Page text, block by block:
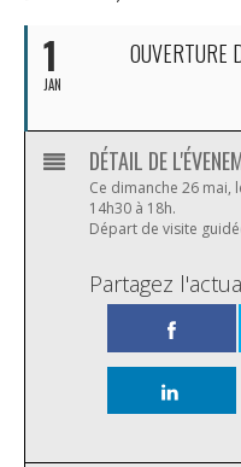
1
JAN
OUVERTURE
DÉTAIL DE
Ce dimanche 26
14h30 à 18h.
Départ de visite
Partagez